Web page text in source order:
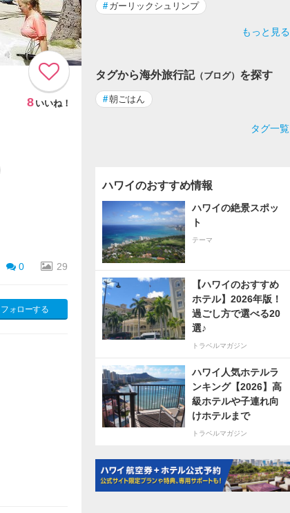
8 いいね！
0 29
フォローする
# ガーリックシュリンプ
もっと見る
タグから海外旅行記（ブログ） を探す
#朝ごはん
タグ一覧
ハワイのおすすめ情報
ハワイの絶景スポッ
ト
テーマ
【ハワイのおすすめ
ホテル】2026年版！
過ごし方で選べる20
選♪
トラベルマガジン
ハワイ人気ホテルラ
ンキング【2026】高
級ホテルや子連れ向
けホテルまで
トラベルマガジン